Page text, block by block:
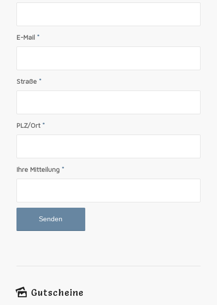
E-Mail *
Straße *
PLZ/Ort *
Ihre Mitteilung *
Gutscheine